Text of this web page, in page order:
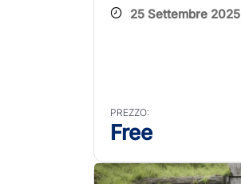
25 Settembre 2025
PREZZO:
Free